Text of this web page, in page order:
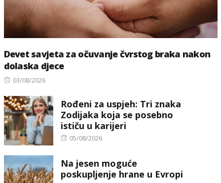
Devet savjeta za očuvanje čvrstog braka nakon
dolaska djece
Posted
03/08/2026
Rođeni za uspjeh: Tri znaka
Zodijaka koja se posebno
ističu u karijeri
Posted
05/08/2026
Na jesen moguće
poskupljenje hrane u Evropi